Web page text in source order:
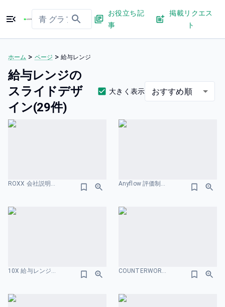
お役立ち記
事
掲載リクエス
ト
ホーム > ページ > 給与レンジ
給与レンジの
スライドデザ
イン(29件)
大きく表示 おすすめ順
ROXX 会社説明資料 We are Hiring！ 給与レンジのスライドデザイン Anyflow 評価制度のスライドデザイン
10X 給与レンジのスライドデザイン COUNTERWORKS 給与レンジのスライドデザイン